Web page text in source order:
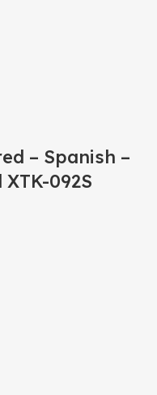
– Spanish –
092S